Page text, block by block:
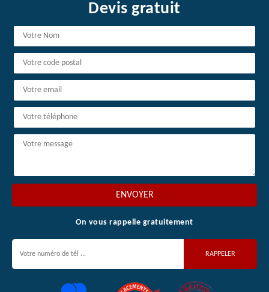
Devis gratuit
On vous rappelle gratuitement